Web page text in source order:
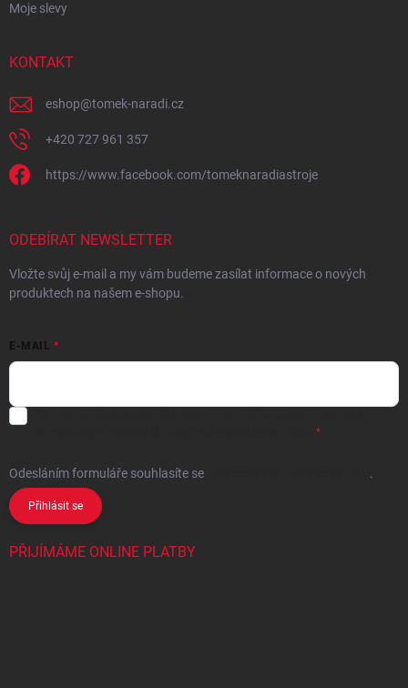
Moje slevy
KONTAKT
eshop@tomek-naradi.cz
+420 727 961 357
https://www.facebook.com/tomeknaradiastroje
ODEBÍRAT NEWSLETTER
Vložte svůj e-mail a my vám budeme zasílat informace o nových
produktech na našem e-shopu.
E-MAIL
Odesláním formuláře souhlasíte se .
Přihlásit se
PŘIJÍMÁME ONLINE PLATBY